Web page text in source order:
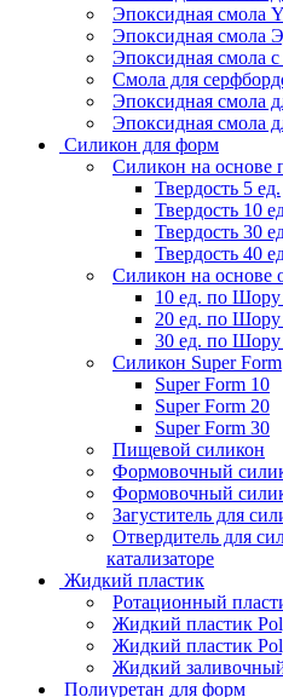
Эпоксидная смола
Эпоксидная смола
Эпоксидная смола
Смола для
Эпоксидная смола
Эпоксидная смола
Силикон для форм
Силикон на основе
Твердость 5 ед.
Твердость 10
Твердость 30
Твердость 40
Силикон на основе
10 ед. по
20 ед. по
30 ед. по
Силикон Super Form
Super Form 10
Super Form 20
Super Form 30
Пищевой силикон
Формовочный
Формовочный
Загуститель для
Отвердитель для
катализаторе
Жидкий пластик
Ротационный
Жидкий пластик
Жидкий пластик
Жидкий
Полиуретан для форм